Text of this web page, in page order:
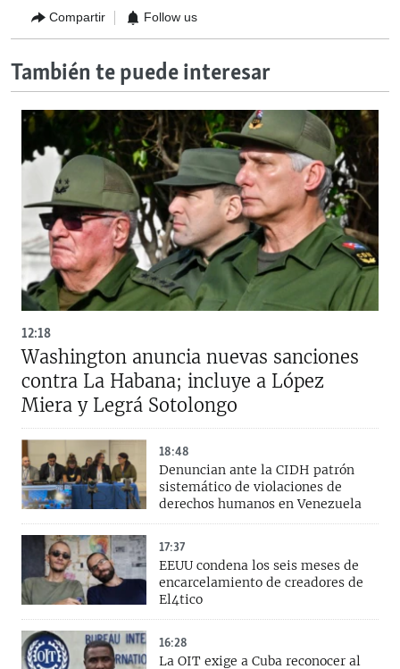
Compartir Follow us
También te puede interesar
12:18
Washington anuncia nuevas sanciones
contra La Habana; incluye a López
Miera y Legrá Sotolongo
18:48
Denuncian ante la CIDH patrón
sistemático de violaciones de
derechos humanos en Venezuela
17:37
EEUU condena los seis meses de
encarcelamiento de creadores de
El4tico
16:28
La OIT exige a Cuba reconocer al